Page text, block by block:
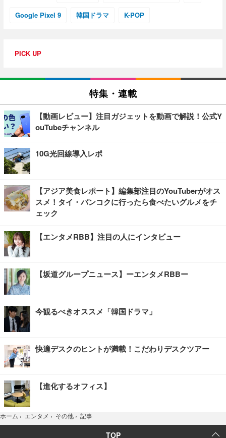
Google Pixel 9 韓国ドラマ K-POP
PICK UP
特集・連載
【動画レビュー】注目ガジェットを動画で解説！公式Y
ouTubeチャンネル
10G光回線導入レポ
【アジア美食レポート】編集部注目のYouTuberがオス
スメ！タイ・バンコクに行ったら食べたいグルメをチ
ェック
【エンタメRBB】注目の人にインタビュー
【坂道グループニュース】ーエンタメRBBー
今観るべきオススメ「韓国ドラマ」
快適デスクのヒントが満載！こだわりデスクツアー
【進化するオフィス】
ホーム › エンタメ › その他 › 記事
TOP